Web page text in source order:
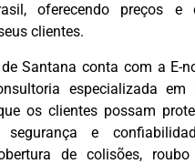
oferecendo preços e
clientes.
Santana conta com a E-
especializada em
os clientes possam
e
de colisões,